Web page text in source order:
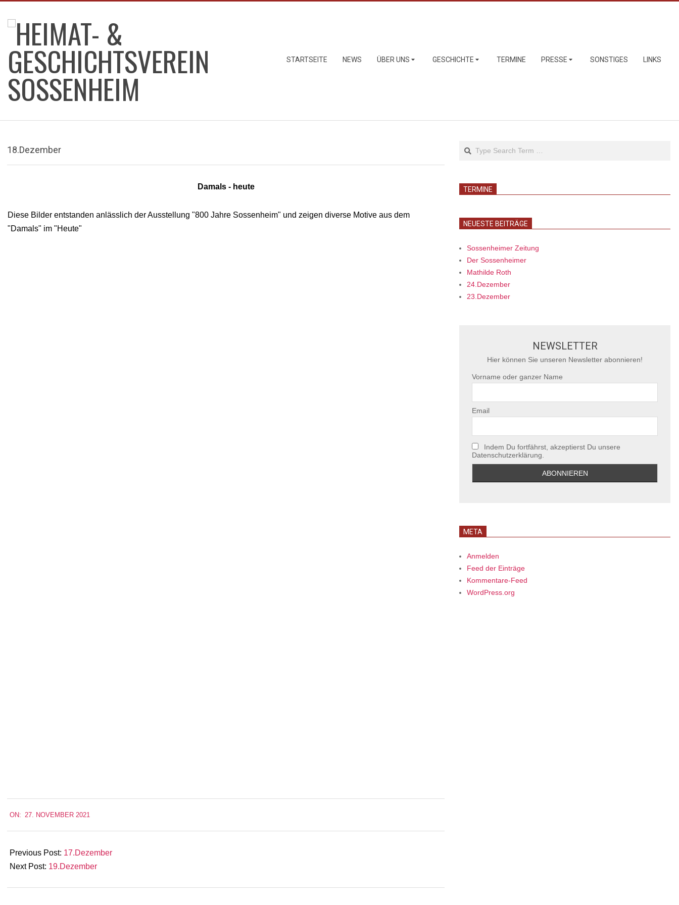
content
HEIMAT-
&
GESCHICHTSVEREIN
STARTSEITE NEWS ÜBER UNS GESCHICHTE TERMINE PRESSE SONSTIGES LINKS
18.Dezember
Damals - heute
Diese Bilder entstanden anlässlich der Ausstellung "800 Jahre Sossenheim" und zeigen diverse Motive aus dem
"Damals" im "Heute"
11-
27
ON: 27. NOVEMBER 2021
Previous Post: 17.Dezember
Next Post: 19.Dezember
TERMINE
NEUESTE BEITRÄGE
Sossenheimer Zeitung
Der Sossenheimer
Mathilde Roth
24.Dezember
23.Dezember
NEWSLETTER
Hier können Sie unseren Newsletter abonnieren!
Vorname oder ganzer Name
Email
Indem Du fortfährst, akzeptierst Du unsere
Datenschutzerklärung.
META
Anmelden
Feed der Einträge
Kommentare-Feed
WordPress.org